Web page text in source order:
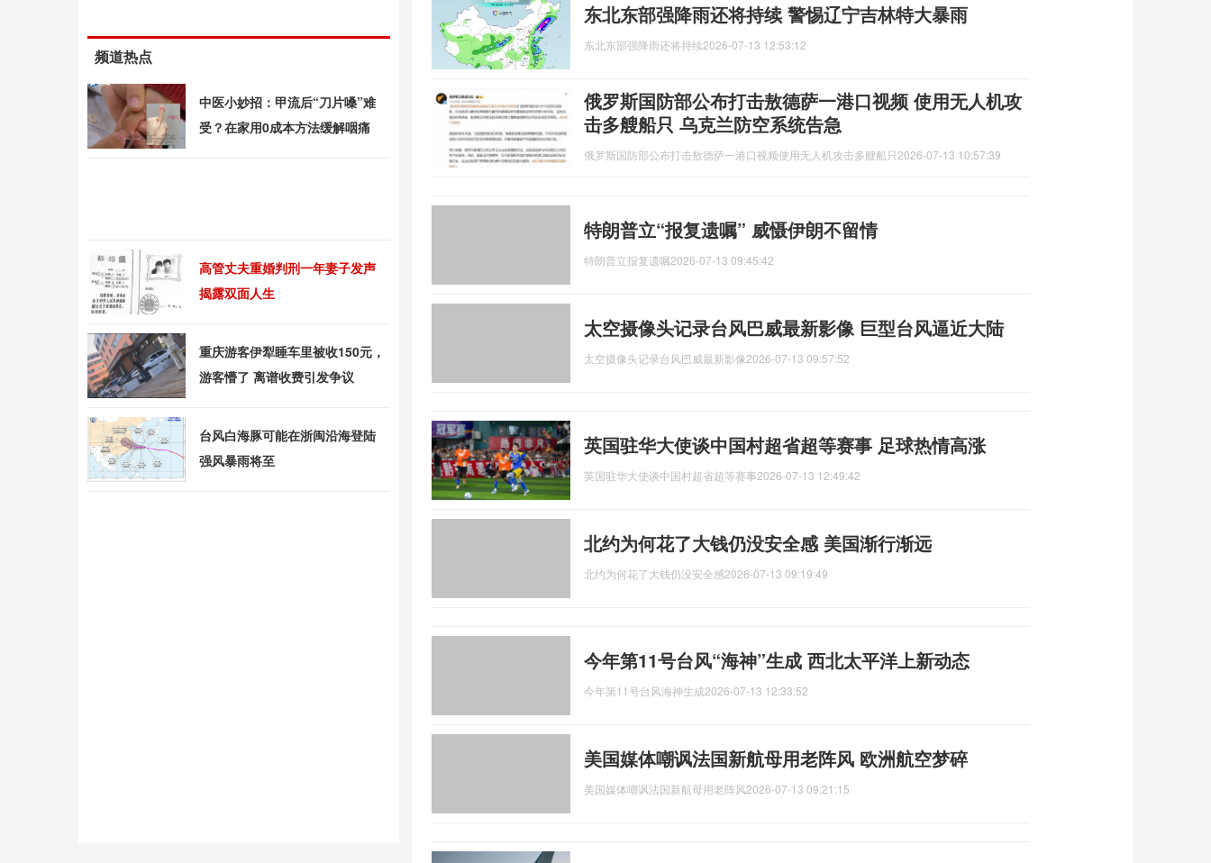
东北东部强降雨还将持续 警惕辽宁吉林特大暴雨
东北东部强降雨还将持续2026-07-13 12:53:12
俄罗斯国防部公布打击敖德萨一港口视频 使用无人机攻
击多艘船只 乌克兰防空系统告急
俄罗斯国防部公布打击敖德萨一港口视频使用无人机攻击多艘船只2026-07-13 10:57:39
特朗普立“报复遗嘱” 威慑伊朗不留情
特朗普立报复遗嘱2026-07-13 09:45:42
太空摄像头记录台风巴威最新影像 巨型台风逼近大陆
太空摄像头记录台风巴威最新影像2026-07-13 09:57:52
英国驻华大使谈中国村超省超等赛事 足球热情高涨
英国驻华大使谈中国村超省超等赛事2026-07-13 12:49:42
北约为何花了大钱仍没安全感 美国渐行渐远
北约为何花了大钱仍没安全感2026-07-13 09:19:49
今年第11号台风“海神”生成 西北太平洋上新动态
今年第11号台风海神生成2026-07-13 12:33:52
美国媒体嘲讽法国新航母用老阵风 欧洲航空梦碎
美国媒体嘲讽法国新航母用老阵风2026-07-13 09:21:15
频道热点
中医小妙招：甲流后“刀片嗓”难
受？在家用0成本方法缓解咽痛
高管丈夫重婚判刑一年妻子发声
揭露双面人生
重庆游客伊犁睡车里被收150元，
游客懵了 离谱收费引发争议
台风白海豚可能在浙闽沿海登陆
强风暴雨将至